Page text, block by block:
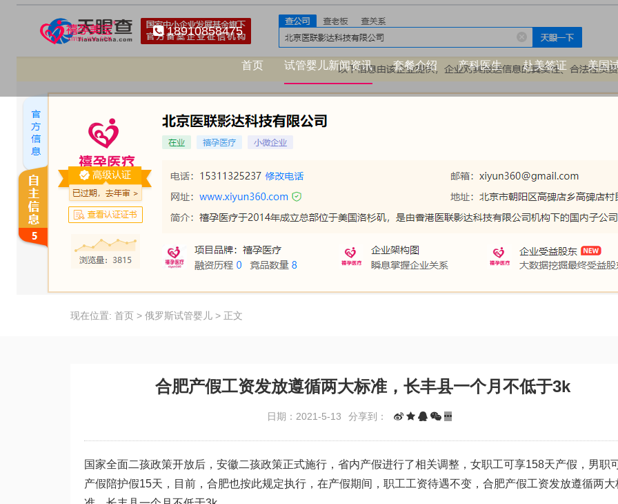
18910858475
首页 试管婴儿新闻资讯 套餐介绍 产科医生 赴美签证 美国
现在位置: 首页 > 俄罗斯试管婴儿 > 正文
合肥产假工资发放遵循两大标准，长丰县一个月不低于3k
日期：2021-5-13 分享到：
国家全面二孩政策开放后，安徽二孩政策正式施行，省内产假进行了相关调整，女职工可享158天产假，男职
产假陪护假15天，目前，合肥也按此规定执行，在产假期间，职工工资待遇不变，合肥产假工资发放遵循两大